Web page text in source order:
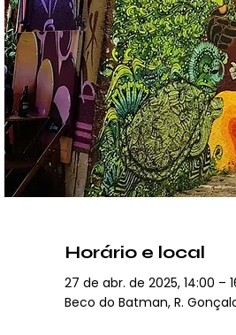
Horário e local
27 de abr. de 2025, 14:00 –
Beco do Batman, R.